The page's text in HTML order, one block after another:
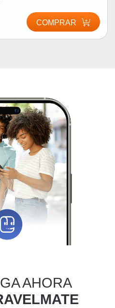
COMPRAR
AHORA